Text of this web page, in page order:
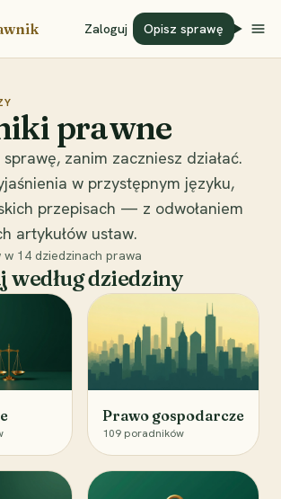
Zaloguj Opisz sprawę
prawne
zanim zaczniesz działać.
w przystępnym języku,
przepisach — z odwołaniem
artykułów ustaw.
w 14 dziedzinach prawa
według dziedziny
Prawo gospodarcze
109 poradników